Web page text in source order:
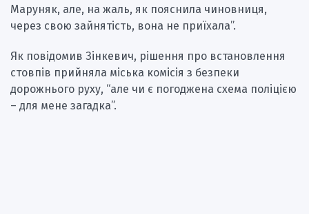
Маруняк, але, на жаль, як пояснила чиновниця,
через свою зайнятість, вона не приїхала”.
Як повідомив Зінкевич, рішення про встановлення
стовпів прийняла міська комісія з безпеки
дорожнього руху, “але чи є погоджена схема поліцією
– для мене загадка”.